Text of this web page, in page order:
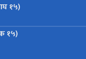
१५)
१५)